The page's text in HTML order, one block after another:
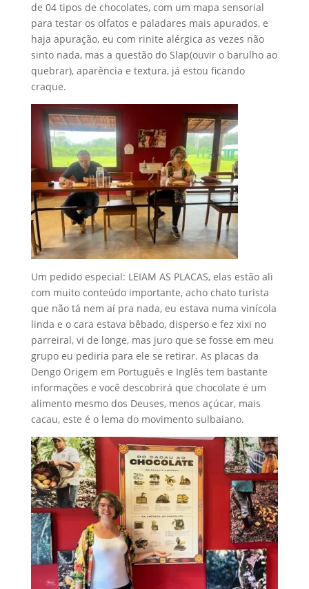
de 04 tipos de chocolates, com um mapa sensorial
para testar os olfatos e paladares mais apurados, e
haja apuração, eu com rinite alérgica as vezes não
sinto nada, mas a questão do Slap(ouvir o barulho ao
quebrar), aparência e textura, já estou ficando
craque.
Um pedido especial: LEIAM AS PLACAS, elas estão ali
com muito conteúdo importante, acho chato turista
que não tá nem aí pra nada, eu estava numa vinícola
linda e o cara estava bêbado, disperso e fez xixi no
parreiral, vi de longe, mas juro que se fosse em meu
grupo eu pediria para ele se retirar. As placas da
Dengo Origem em Português e Inglês tem bastante
informações e você descobrirá que chocolate é um
alimento mesmo dos Deuses, menos açúcar, mais
cacau, este é o lema do movimento sulbaiano.